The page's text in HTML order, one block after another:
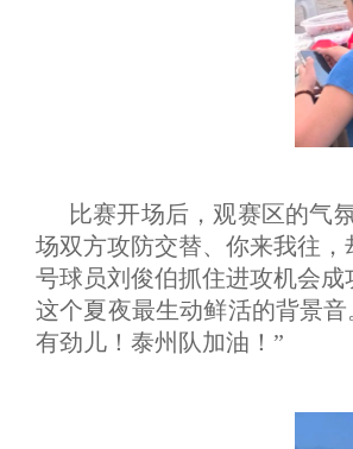
比赛开场后，观赛区的气
场双方攻防交替、你来我往
号球员刘俊伯抓住进攻机会
这个夏夜最生动鲜活的背景
有劲儿！泰州队加油！”